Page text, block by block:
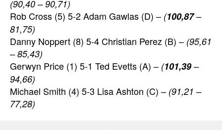
(90,40 – 90,71)
Rob Cross (5) 5-2 Adam Gawlas (D) – (100,87–
81,75)
Danny Noppert (8) 5-4 Christian Perez (B) – (95,61
– 85,43)
Gerwyn Price (1) 5-1 Ted Evetts (A) – (101,39–
94,66)
Michael Smith (4) 5-3 Lisa Ashton (C) – (91,21 –
77,28)